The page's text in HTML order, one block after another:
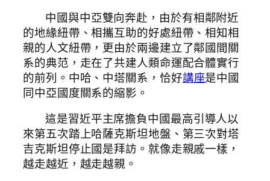
中國與中亞雙向奔赴，由於有相鄰附近
的地緣紐帶、相攜互助的好處紐帶、相知相
親的人文紐帶，更由於兩邊建立了鄰國間關
系的典范，走在了共建人類命運配合體實行
的前列。中哈、中塔關系，恰好講座是中國
同中亞國度關系的縮影。
這是習近平主席擔負中國最高引導人以
來第五次踏上哈薩克斯坦地盤、第三次對塔
吉克斯坦停止國是拜訪。就像走親戚一樣，
越走越近，越走越親。